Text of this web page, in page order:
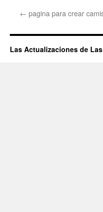
← pagina para crear
Las Actualizaciones de